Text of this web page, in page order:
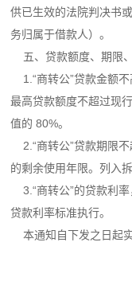
供已生效的法院判决书
务归属于借款人）。
五、贷款额度、期限
1.“商转公”贷款金额不
最高贷款额度不超过现
值的 80%。
2.“商转公”贷款期限
的剩余使用年限。列入
3.“商转公”的贷款利
贷款利率标准执行。
本通知自下发之日起实